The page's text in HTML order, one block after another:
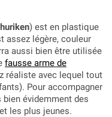
) est en plastique
assez légère, couleur
aussi bien être utilisée
fausse arme de
réaliste avec lequel tout
Pour accompagner
évidemment des
les plus jeunes.